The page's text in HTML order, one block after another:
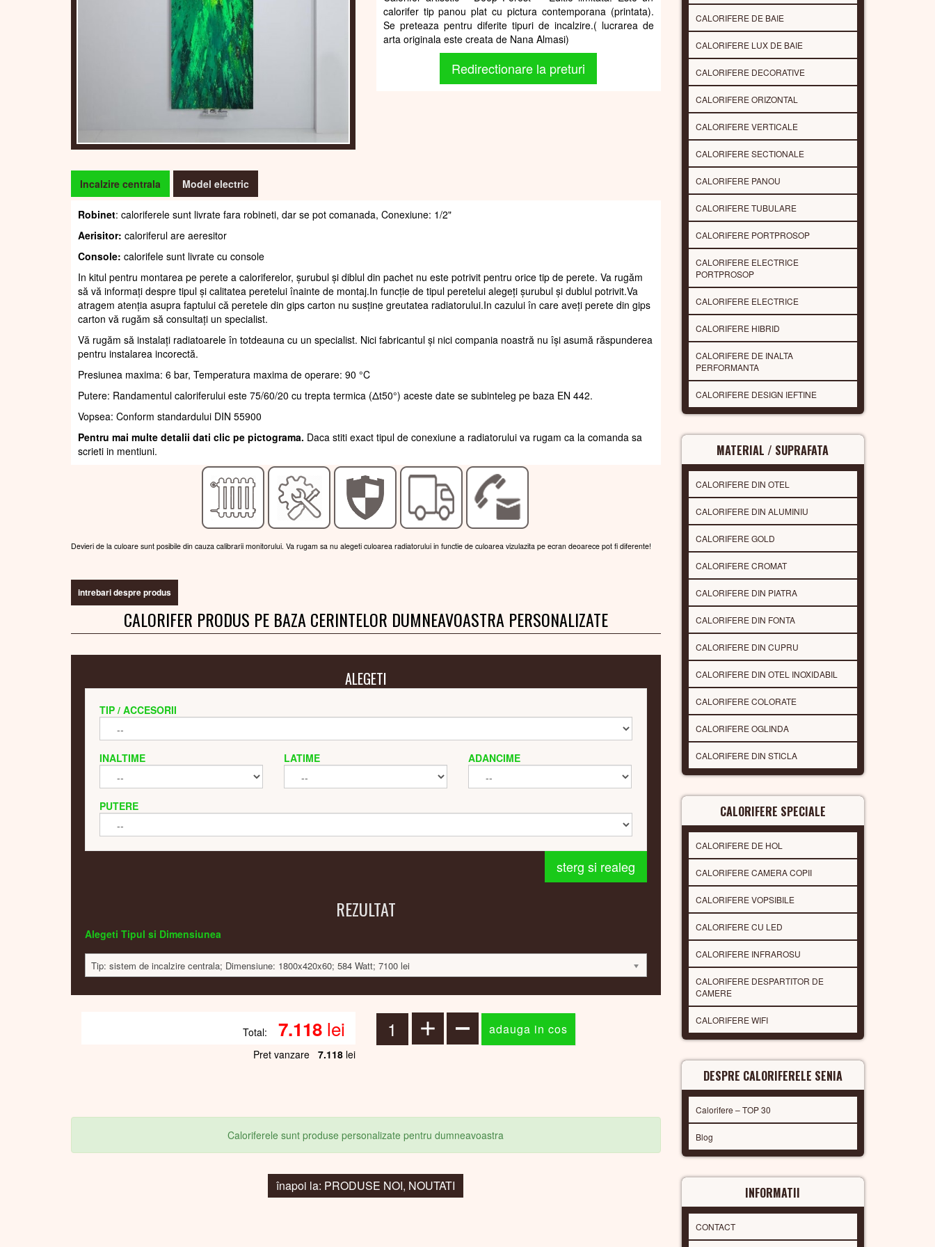
calorifer tip panou plat cu pictura contemporana (printata).
Se preteaza pentru diferite tipuri de incalzire.( lucrarea de
arta originala este creata de Nana Almasi)
Redirectionare la preturi
Incalzire centrala Model electric
Robinet: caloriferele sunt livrate fara robineti, dar se pot comanada, Conexiune: 1/2"
Aerisitor: caloriferul are aeresitor
Console: calorifele sunt livrate cu console
In kitul pentru montarea pe perete a caloriferelor, șurubul și diblul din pachet nu este potrivit pentru orice tip de perete. Va rugăm
să vă informați despre tipul și calitatea peretelui înainte de montaj.In funcție de tipul peretelui alegeți șurubul și dublul potrivit.Va
atragem atenția asupra faptului că peretele din gips carton nu susține greutatea radiatorului.In cazului în care aveți perete din gips
carton vă rugăm să consultați un specialist.
Vă rugăm să instalați radiatoarele în totdeauna cu un specialist. Nici fabricantul și nici compania noastră nu își asumă răspunderea
pentru instalarea incorectă.
Presiunea maxima: 6 bar, Temperatura maxima de operare: 90 °C
Putere: Randamentul caloriferului este 75/60/20 cu trepta termica (Δt50°) aceste date se subinteleg pe baza EN 442.
Vopsea: Conform standardului DIN 55900
Pentru mai multe detalii dati clic pe pictograma. Daca stiti exact tipul de conexiune a radiatorului va rugam ca la comanda sa
scrieti in mentiuni.
Devieri de la culoare sunt posibile din cauza calibrarii monitorului. Va rugam sa nu alegeti culoarea radiatorului in functie de culoarea vizulazita pe ecran deoarece pot fi diferente!
intrebari despre produs
CALORIFER PRODUS PE BAZA CERINTELOR DUMNEAVOASTRA PERSONALIZATE
ALEGETI
TIP / ACCESORII
INALTIME LATIME ADANCIME
PUTERE
sterg si realeg
REZULTAT
Alegeti Tipul si Dimensiunea
Tip: sistem de incalzire centrala; Dimensiune: 1800x420x60; 584 Watt; 7100 lei
Total: 7.118lei
Pret vanzare 7.118lei
Caloriferele sunt produse personalizate pentru dumneavoastra
înapoi la: PRODUSE NOI, NOUTATI
CALORIFERE DE BAIE
CALORIFERE LUX DE BAIE
CALORIFERE DECORATIVE
CALORIFERE ORIZONTAL
CALORIFERE VERTICALE
CALORIFERE SECTIONALE
CALORIFERE PANOU
CALORIFERE TUBULARE
CALORIFERE PORTPROSOP
CALORIFERE ELECTRICE
PORTPROSOP
CALORIFERE ELECTRICE
CALORIFERE HIBRID
CALORIFERE DE INALTA
PERFORMANTA
CALORIFERE DESIGN IEFTINE
MATERIAL / SUPRAFATA
CALORIFERE DIN OTEL
CALORIFERE DIN ALUMINIU
CALORIFERE GOLD
CALORIFERE CROMAT
CALORIFERE DIN PIATRA
CALORIFERE DIN FONTA
CALORIFERE DIN CUPRU
CALORIFERE DIN OTEL INOXIDABIL
CALORIFERE COLORATE
CALORIFERE OGLINDA
CALORIFERE DIN STICLA
CALORIFERE SPECIALE
CALORIFERE DE HOL
CALORIFERE CAMERA COPII
CALORIFERE VOPSIBILE
CALORIFERE CU LED
CALORIFERE INFRAROSU
CALORIFERE DESPARTITOR DE
CAMERE
CALORIFERE WIFI
DESPRE CALORIFERELE SENIA
Calorifere – TOP 30
Blog
INFORMATII
CONTACT